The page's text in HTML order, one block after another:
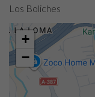
Los Boliches
+
−